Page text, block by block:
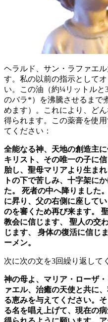
ヘラルド、サン・ラファエ
す。私の以前の指示として
い。この油（約¼リットルと
のバラ*）を沸騰させるまで
めます）。これにより、ど
得られます。この薬膏を使
てください：
全能なる神、天地の創造主
キリスト、その唯一の子に
胎し、聖母マリアより生ま
トの下で苦しみ、十字架に
た。 死者の中へ降りました
に昇り、父の右側に座して
のを審くため再び来ます。
教会に信じます、 聖人の交
じます、 身体の復活に信じ
ーメン。
次に次の文を3回繰り返して
神の母よ、マリア・ローザ
ァエル、治癒の天使と共に
る恵みを与えてください。
る名を唱え上げて、現在の